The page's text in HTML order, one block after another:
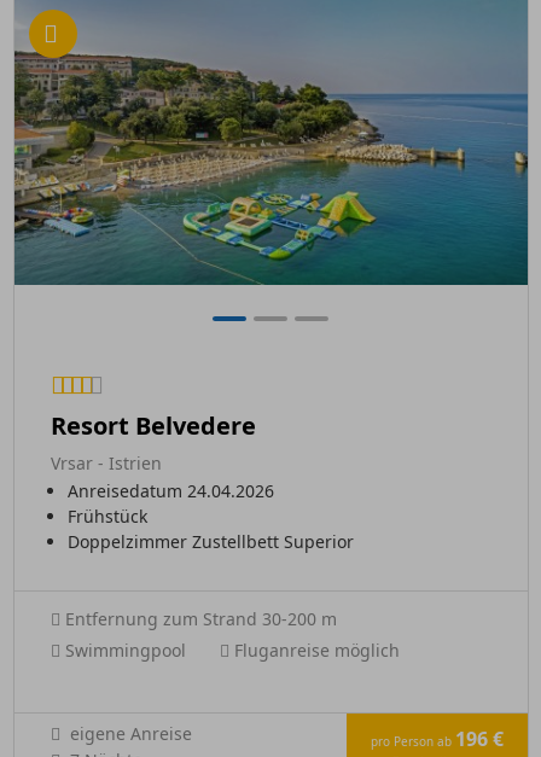
Resort Belvedere
Vrsar - Istrien
Anreisedatum 24.04.2026
Frühstück
Doppelzimmer Zustellbett Superior
Entfernung zum Strand 30-200 m
Swimmingpool
Fluganreise möglich
eigene Anreise
pro Person ab 196 €